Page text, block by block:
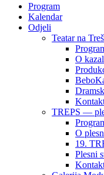
Program
Kalendar
Odjeli
Teatar na
O
TREPS —
O
19.
Plesni